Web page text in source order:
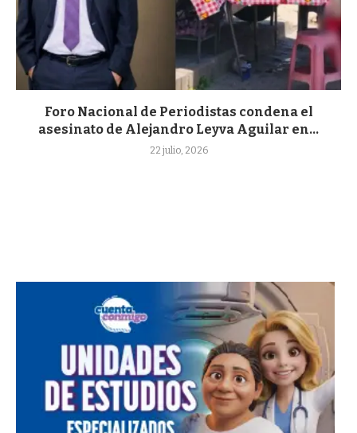
Foro Nacional de Periodistas condena el
asesinato de Alejandro Leyva Aguilar en...
22 julio, 2026